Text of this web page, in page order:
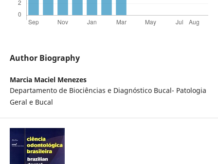
Author Biography
Marcia Maciel Menezes
Departamento de Biociências e Diagnóstico Bucal- Patologia
Geral e Bucal